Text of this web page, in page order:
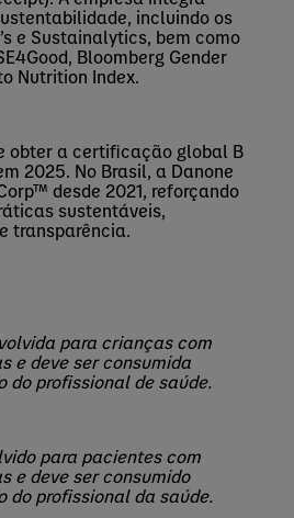
incluindo os
e Sustainalytics, bem como
Bloomberg Gender
Nutrition Index.
obter a certificação global B
2025. No Brasil, a Danone
™ desde 2021, reforçando
sustentáveis,
transparência.
para crianças com
e deve ser consumida
do profissional de saúde.
para pacientes com
e deve ser consumido
do profissional da saúde.